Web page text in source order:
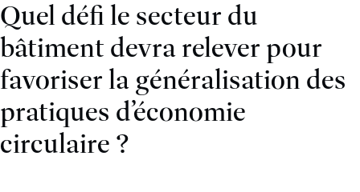
Quel défi le secteur du
bâtiment devra relever pour
favoriser la généralisation des
pratiques d’économie
circulaire ?